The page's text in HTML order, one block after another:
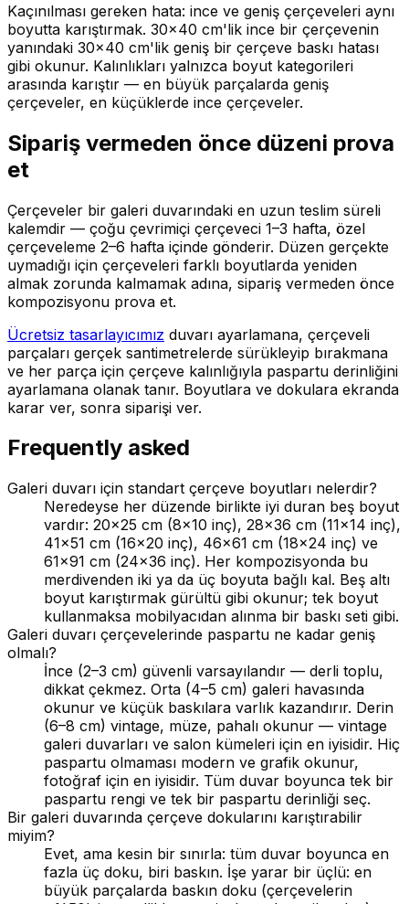
Kaçınılması gereken hata: ince ve geniş çerçeveleri aynı
boyutta karıştırmak. 30×40 cm'lik ince bir çerçevenin
yanındaki 30×40 cm'lik geniş bir çerçeve baskı hatası
gibi okunur. Kalınlıkları yalnızca boyut kategorileri
arasında karıştır — en büyük parçalarda geniş
çerçeveler, en küçüklerde ince çerçeveler.
Sipariş vermeden önce düzeni prova
et
Çerçeveler bir galeri duvarındaki en uzun teslim süreli
kalemdir — çoğu çevrimiçi çerçeveci 1–3 hafta, özel
çerçeveleme 2–6 hafta içinde gönderir. Düzen gerçekte
uymadığı için çerçeveleri farklı boyutlarda yeniden
almak zorunda kalmamak adına, sipariş vermeden önce
kompozisyonu prova et.
Ücretsiz tasarlayıcımız duvarı ayarlamana, çerçeveli
parçaları gerçek santimetrelerde sürükleyip bırakmana
ve her parça için çerçeve kalınlığıyla paspartu derinliğini
ayarlamana olanak tanır. Boyutlara ve dokulara ekranda
karar ver, sonra siparişi ver.
Frequently asked
Galeri duvarı için standart çerçeve boyutları nelerdir?
Neredeyse her düzende birlikte iyi duran beş boyut
vardır: 20×25 cm (8×10 inç), 28×36 cm (11×14 inç),
41×51 cm (16×20 inç), 46×61 cm (18×24 inç) ve
61×91 cm (24×36 inç). Her kompozisyonda bu
merdivenden iki ya da üç boyuta bağlı kal. Beş altı
boyut karıştırmak gürültü gibi okunur; tek boyut
kullanmaksa mobilyacıdan alınma bir baskı seti gibi.
Galeri duvarı çerçevelerinde paspartu ne kadar geniş
olmalı?
İnce (2–3 cm) güvenli varsayılandır — derli toplu,
dikkat çekmez. Orta (4–5 cm) galeri havasında
okunur ve küçük baskılara varlık kazandırır. Derin
(6–8 cm) vintage, müze, pahalı okunur — vintage
galeri duvarları ve salon kümeleri için en iyisidir. Hiç
paspartu olmaması modern ve grafik okunur,
fotoğraf için en iyisidir. Tüm duvar boyunca tek bir
paspartu rengi ve tek bir paspartu derinliği seç.
Bir galeri duvarında çerçeve dokularını karıştırabilir
miyim?
Evet, ama kesin bir sınırla: tüm duvar boyunca en
fazla üç doku, biri baskın. İşe yarar bir üçlü: en
büyük parçalarda baskın doku (çerçevelerin